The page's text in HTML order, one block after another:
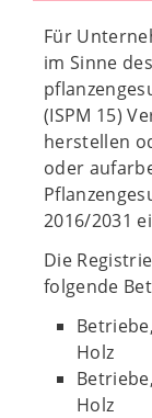
Für
im Sinne
(ISPM 15)
herstellen
oder
2016/2031
Die
folgende
Holz
Holz